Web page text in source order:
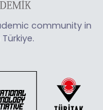
community in